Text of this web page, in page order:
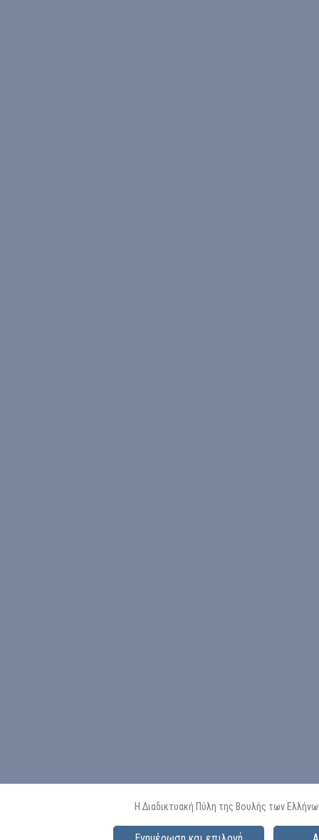
Η Διαδικτυακή Πύλη της Βουλής των